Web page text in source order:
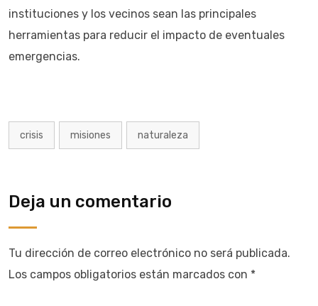
instituciones y los vecinos sean las principales
herramientas para reducir el impacto de eventuales
emergencias.
crisis misiones naturaleza
Deja un comentario
Tu dirección de correo electrónico no será publicada.
Los campos obligatorios están marcados con *